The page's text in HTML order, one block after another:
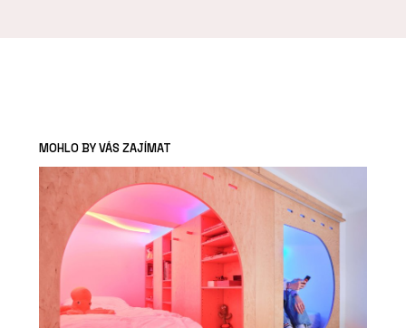
MOHLO BY VÁS ZAJÍMAT